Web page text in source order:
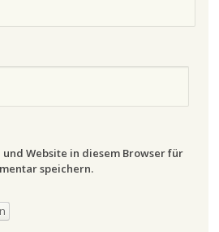
und Website in diesem Browser für
speichern.